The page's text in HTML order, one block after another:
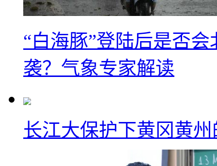
“白海豚”登陆后是否
袭？气象专家解读
长江大保护下黄冈黄